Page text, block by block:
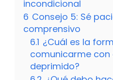
incondicional
6 Consejo 5: Sé
comprensivo
6.1 ¿Cuál es la
comunicarme con
deprimido?